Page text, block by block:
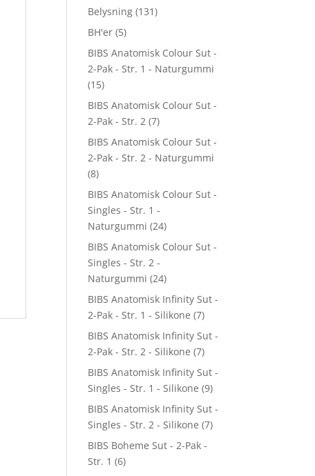
Belysning (131)
BH'er (5)
BIBS Anatomisk Colour Sut -
2-Pak - Str. 1 - Naturgummi
(15)
BIBS Anatomisk Colour Sut -
2-Pak - Str. 2 (7)
BIBS Anatomisk Colour Sut -
2-Pak - Str. 2 - Naturgummi
(8)
BIBS Anatomisk Colour Sut -
Singles - Str. 1 -
Naturgummi (24)
BIBS Anatomisk Colour Sut -
Singles - Str. 2 -
Naturgummi (24)
BIBS Anatomisk Infinity Sut -
2-Pak - Str. 1 - Silikone (7)
BIBS Anatomisk Infinity Sut -
2-Pak - Str. 2 - Silikone (7)
BIBS Anatomisk Infinity Sut -
Singles - Str. 1 - Silikone (9)
BIBS Anatomisk Infinity Sut -
Singles - Str. 2 - Silikone (7)
BIBS Boheme Sut - 2-Pak -
Str. 1 (6)